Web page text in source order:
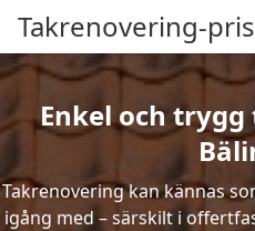
Takrenovering-
Enkel och
Takrenovering kan kännas
igång med – särskilt i